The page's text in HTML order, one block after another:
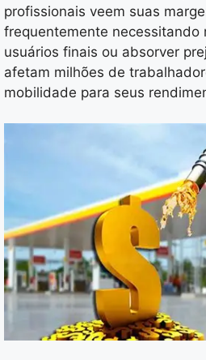
profissionais veem suas
frequentemente necessitando
usuários finais ou absorver
afetam milhões de
mobilidade para seus